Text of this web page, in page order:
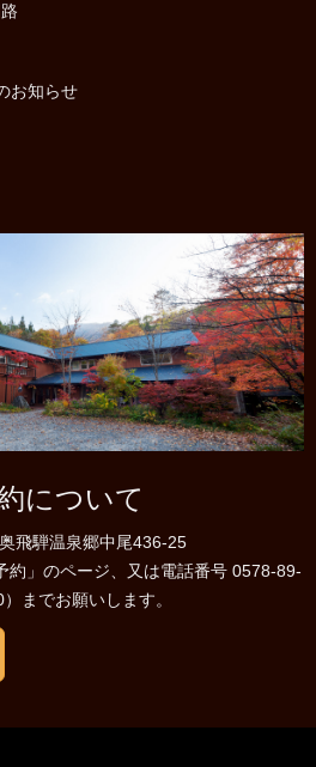
お知らせ
について
飛騨温泉郷中尾436-25
約」のページ、又は電話番号 0578-89-
までお願いします。